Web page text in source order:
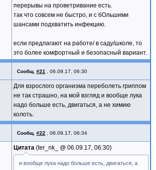
перерывы на проветривание есть.
так что совсем не быстро, и с бОльшими
шансами подхватить инфекцию.
если предлагают на работе/ в саду/школе, то
это более комфортный и безопасный вариант.
Сообщ. #21 06.09.17, 06:30
Для взрослого организма переболеть гриппом
не так страшно, на мой взгляд и вообще лука
надо больше есть, двигаться, а не химию
колоть.
Сообщ. #22 06.09.17, 06:34
Цитата ter_nk_ @ 06.09.17, 06:30
и вообще лука надо больше есть, двигаться, а